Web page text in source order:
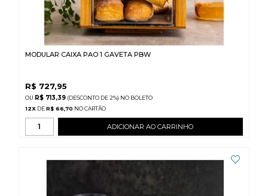
MODULAR CAIXA PAO 1 GAVETA PBW
R$ 727,95
R$ 713,39 (DESCONTO DE 2%) NO BOLETO
12X DE R$ 66,70
ADICIONAR AO CARRINHO